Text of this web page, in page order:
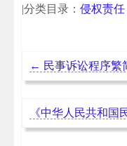
|分类目录： 侵权责任
← 民事诉讼程序繁
《中华人民共和国